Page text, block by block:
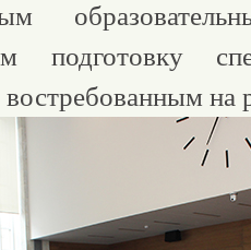
подготовку
востребованным на